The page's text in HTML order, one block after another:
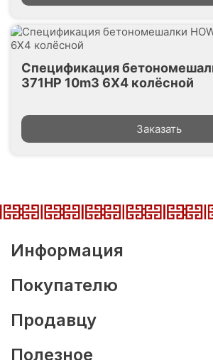
Спецификация
371HP 10m3 6X4 колёсной
Заказать
Информация
Покупателю
Продавцу
Полезное